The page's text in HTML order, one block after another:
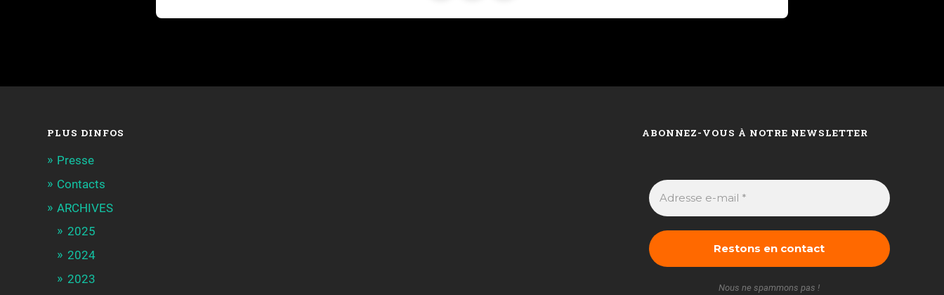
PLUS DINFOS
Presse
Contacts
ARCHIVES
2025
2024
2023
ABONNEZ-VOUS À NOTRE NEWSLETTER
Nous ne spammons pas !